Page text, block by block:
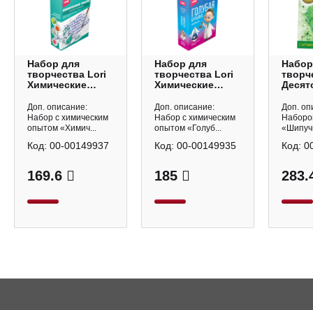
Набор для
творчества Lori
Химические
"Чернила-
невидимки"
Оп-076
Доп. описание:
Набор с химическим
опытом «Химич...
169.6
Код: 00-00149937
Набор для
творчества Lori
Химические
бутылка" Оп-055
Доп. описание:
Набор с химическим
опытом «Голуб...
185
Код: 00-00149935
Доп.
Код: